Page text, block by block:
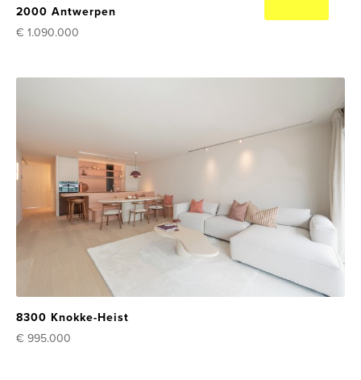
2000 Antwerpen
€ 1.090.000
8300 Knokke-Heist
€ 995.000